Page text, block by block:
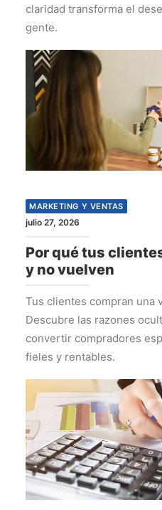
claridad transforma el
gente.
MARKETING Y VENTAS
julio 27, 2026
Por qué tus
y no vuelven
Tus clientes compran una
Descubre las razones
convertir compradores
fieles y rentables.